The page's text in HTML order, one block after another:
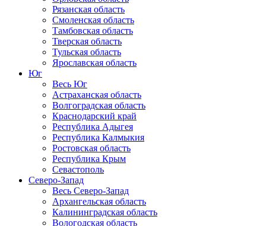
Рязанская область
Смоленская область
Тамбовская область
Тверская область
Тульская область
Ярославская область
Юг
Весь Юг
Астраханская область
Волгоградская область
Краснодарский край
Республика Адыгея
Республика Калмыкия
Ростовская область
Республика Крым
Севастополь
Северо-Запад
Весь Северо-Запад
Архангельская область
Калининградская область
Вологодская область